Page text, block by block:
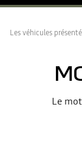
Les véhicules
Le